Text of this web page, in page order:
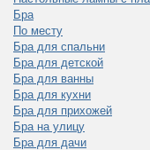
Бра
По месту
Бра для спальни
Бра для детской
Бра для ванны
Бра для кухни
Бра для прихожей
Бра на улицу
Бра для дачи